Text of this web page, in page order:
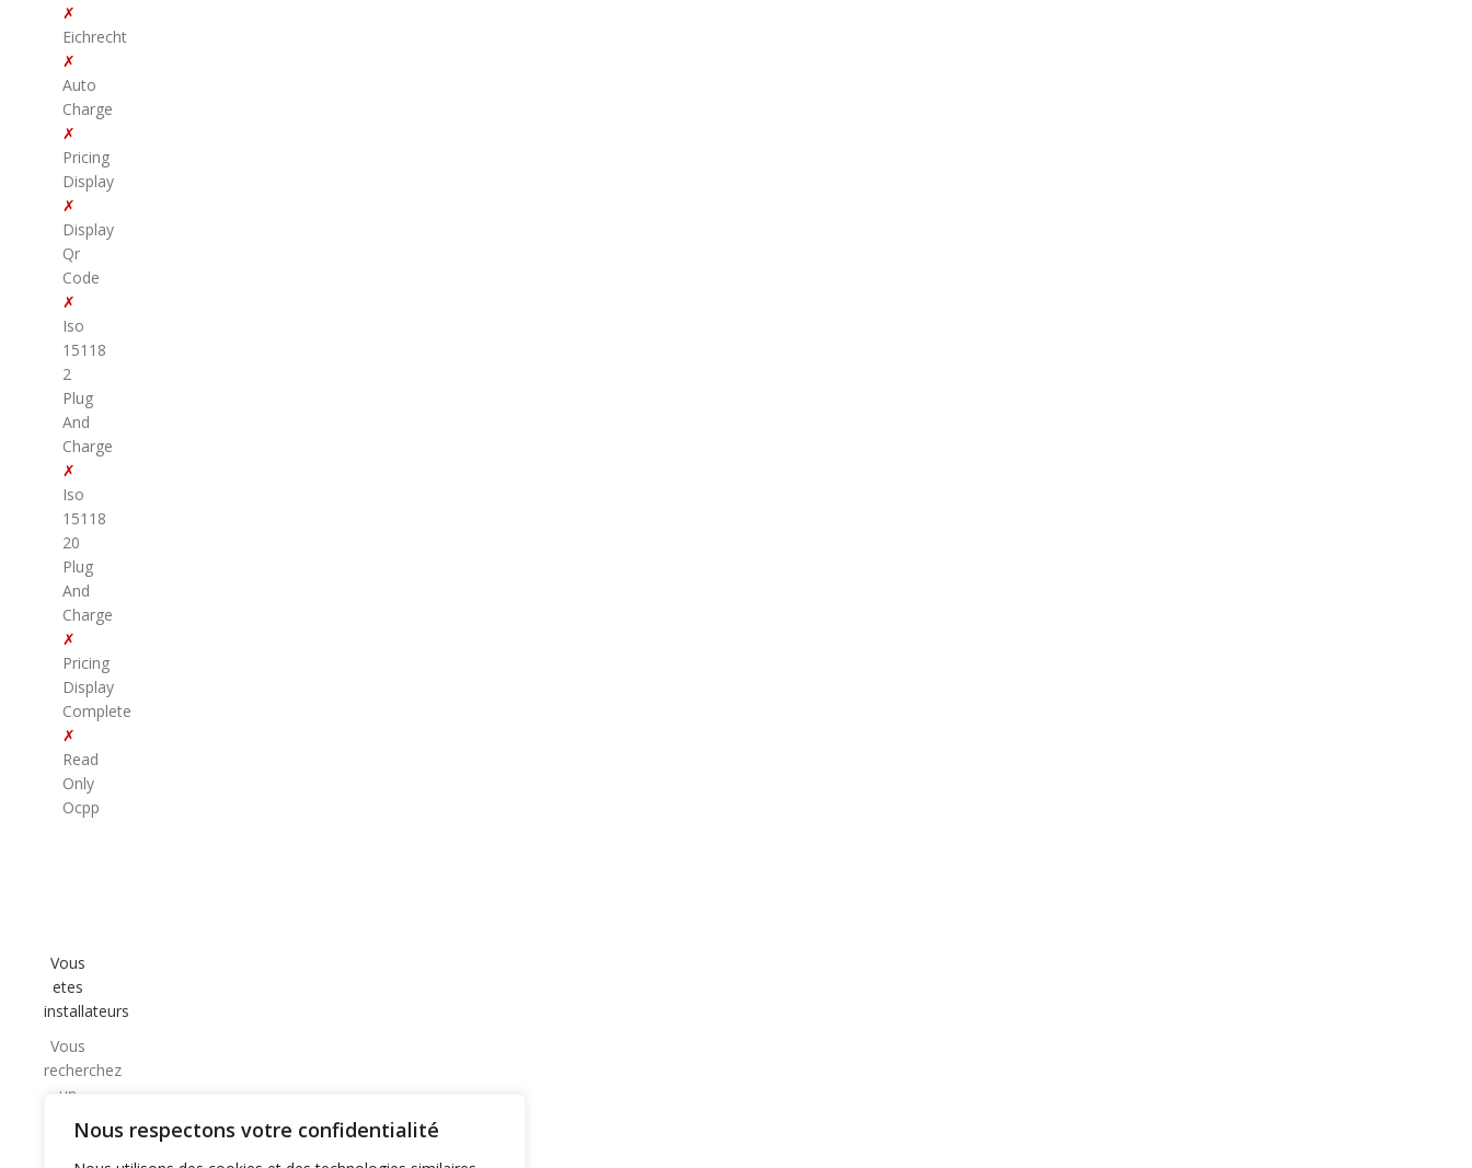
Nous respectons votre confidentialité
✗
Eichrecht
✗
Auto
Charge
✗
Pricing
Display
✗
Display
Qr
Code
✗
Iso
15118
2
Plug
And
Charge
✗
Iso
15118
20
Plug
And
Charge
✗
Pricing
Display
Complete
✗
Read
Only
Ocpp
Vous
etes
installateurs
Vous
recherchez
un
partenaire
CPO